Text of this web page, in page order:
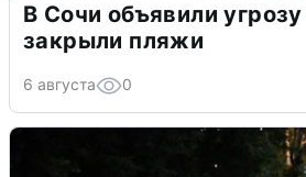
В Сочи объявили
закрыли пляжи
6 августа 0